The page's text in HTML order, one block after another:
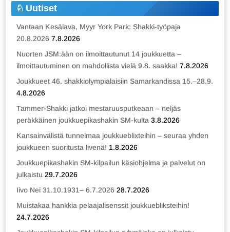
Uutiset
Vantaan Kesälava, Myyr York Park: Shakki-työpaja
20.8.2026 7.8.2026
Nuorten JSM:ään on ilmoittautunut 14 joukkuetta –
ilmoittautuminen on mahdollista vielä 9.8. saakka! 7.8.2026
Joukkueet 46. shakkiolympialaisiin Samarkandissa 15.–28.9.
4.8.2026
Tammer-Shakki jatkoi mestaruusputkeaan – neljäs
peräkkäinen joukkuepikashakin SM-kulta 3.8.2026
Kansainvälistä tunnelmaa joukkueblixteihin – seuraa yhden
joukkueen suoritusta livenä! 1.8.2026
Joukkuepikashakin SM-kilpailun käsiohjelma ja palvelut on
julkaistu 29.7.2026
Iivo Nei 31.10.1931– 6.7.2026 28.7.2026
Muistakaa hankkia pelaajalisenssit joukkuebliksteihin!
24.7.2026